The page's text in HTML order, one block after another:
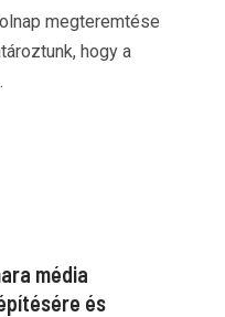
megteremtése
hogy a
média
és